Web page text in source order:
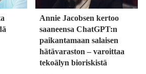
Annie Jacobsen kertoo
saaneensa ChatGPT:n
paikantamaan salaisen
hätävaraston – varoittaa
tekoälyn bioriskistä